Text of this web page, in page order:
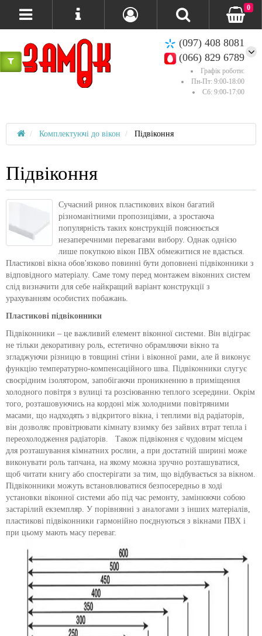
(097) 408 8081
(066) 829 6789
Графік роботи:
Пн-Пт: 9:00-18:00
Сб: 9:00-17:00
0
Комплектуючі до вікон Підвіконня
Підвіконня
Сучасний ринок пластикових вікон багатий
різноманітними пропозиціями, а зростаюча
популярність таких конструкцій пояснюється
незаперечними перевагами вибору. Однак однією
лише покупкою вікон ПВХ обмежитися не вдасться.
Пластикові вікна обов'язково повинні бути доповнені підвіконники з
відповідного матеріалу. Саме тому перед монтажем віконних систем
слід визначити для себе найкращий варіант конструкції з
урахуванням особистих побажань.
Пластикові підвіконники
Підвіконники – це важливий елемент віконної системи. Він відіграє
не тільки декоративну роль, естетично обрамляючи вікно та
згладжуючи різницю в товщині стіни і віконної рами, але й виконує
функцію температурно-компенсаційного шва. Підвіконники слугує
своєрідним ізолятором, запобігаючи проникненню в приміщення
холодного повітря з вулиці та розсіюванню теплого зсередини. Окрім
того, розташовуючись на кордоні між холодними повітряними
масами, що надходять з відкритого вікна, і теплими від радіаторів,
він дозволяє провітрювати кімнату взимку без зайвих втрат тепла і
переохолодження радіаторів. Також підвіконня є чудовим місцем
для розташування кімнатних рослин, а при достатній ширині може
виконувати роль тапчана, на якому можна зручно розташуватися,
щоб читати книгу або спостерігати за тим, що відбувається за вікном.
Підвіконники можуть встановлюватися безпосередньо в ході
установки віконної системи або під час ремонту, замінюючи собою
застарілий екземпляр. У порівнянні з аналогами з інших матеріалів,
пластикові підвіконники гармонійно поєднуються з вікнами ПВХ і
при цьому мають масу переваг.